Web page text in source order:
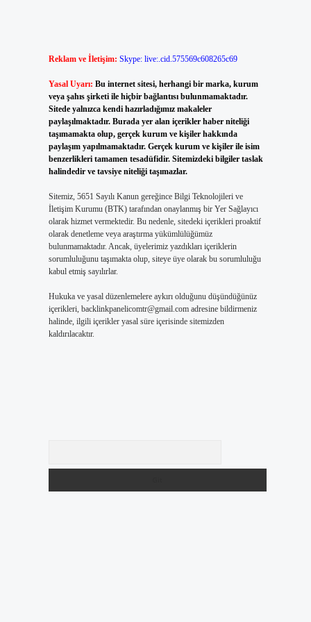
Reklam ve İletişim: Skype: live:.cid.575569c608265c69
Yasal Uyarı: Bu internet sitesi, herhangi bir marka, kurum
veya şahıs şirketi ile hiçbir bağlantısı bulunmamaktadır.
Sitede yalnızca kendi hazırladığımız makaleler
paylaşılmaktadır. Burada yer alan içerikler haber niteliği
taşımamakta olup, gerçek kurum ve kişiler hakkında
paylaşım yapılmamaktadır. Gerçek kurum ve kişiler ile isim
benzerlikleri tamamen tesadüfidir. Sitemizdeki bilgiler taslak
halindedir ve tavsiye niteliği taşımazlar.
Sitemiz, 5651 Sayılı Kanun gereğince Bilgi Teknolojileri ve
İletişim Kurumu (BTK) tarafından onaylanmış bir Yer Sağlayıcı
olarak hizmet vermektedir. Bu nedenle, sitedeki içerikleri proaktif
olarak denetleme veya araştırma yükümlülüğümüz
bulunmamaktadır. Ancak, üyelerimiz yazdıkları içeriklerin
sorumluluğunu taşımakta olup, siteye üye olarak bu sorumluluğu
kabul etmiş sayılırlar.
Hukuka ve yasal düzenlemelere aykırı olduğunu düşündüğünüz
içerikleri, backlinkpanelicomtr@gmail.comadresine bildirmeniz
halinde, ilgili içerikler yasal süre içerisinde sitemizden
kaldırılacaktır.